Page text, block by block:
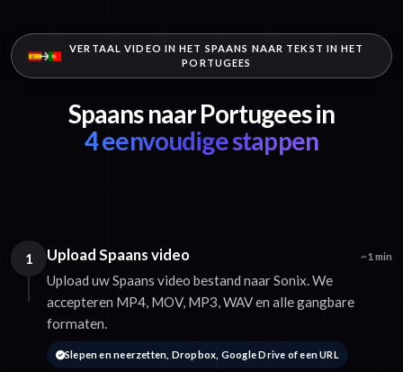
VERTAAL VIDEO IN HET SPAANS NAAR TEKST IN HET
PORTUGEES
Spaans naar Portugees in
4 eenvoudige stappen
1 Upload Spaans video ~1 min
Upload uw Spaans video bestand naar Sonix. We
accepteren MP4, MOV, MP3, WAV en alle gangbare
formaten.
Slepen en neerzetten, Dropbox, Google Drive of een URL